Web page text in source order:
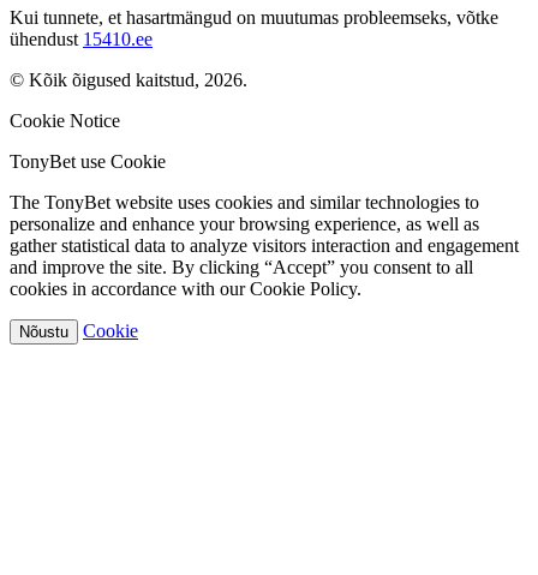
Kui tunnete, et hasartmängud on muutumas probleemseks, võtke
ühendust 15410.ee
© Kõik õigused kaitstud, 2026.
Cookie Notice
TonyBet use Cookie
The TonyBet website uses cookies and similar technologies to
personalize and enhance your browsing experience, as well as
gather statistical data to analyze visitors interaction and engagement
and improve the site. By clicking “Accept” you consent to all
cookies in accordance with our Cookie Policy.
Nõustu Cookie